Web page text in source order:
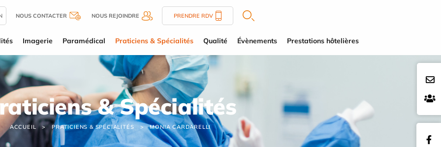
NOUS CONTACTER NOUS REJOINDRE PRENDRE RDV
Imagerie Paramédical Praticiens & Spécialités Qualité Évènements Prestations hôtelières
& Spécialités
ACCUEIL PRATICIENS & SPÉCIALITÉS MONIA CARDARELLI